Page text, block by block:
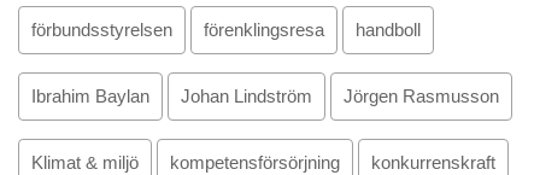
förbundsstyrelsen förenklingsresa handboll
Ibrahim Baylan Johan Lindström Jörgen Rasmusson
Klimat & miljö kompetensförsörjning konkurrenskraft